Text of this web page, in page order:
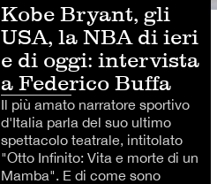
Kobe Bryant, gli
USA, la NBA di ieri
e di oggi: intervista
a Federico Buffa
Il più amato narratore sportivo
d'Italia parla del suo ultimo
spettacolo teatrale, intitolato
"Otto Infinito: Vita e morte di un
Mamba". E di come sono